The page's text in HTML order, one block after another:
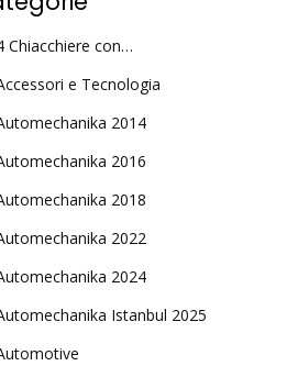
Chiacchiere con…
e Tecnologia
2014
2016
2018
2022
2024
Istanbul 2025